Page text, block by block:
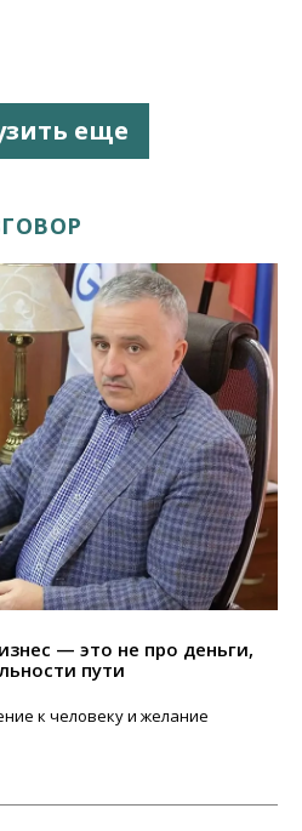
еще
— это не про деньги,
пути
к человеку и желание